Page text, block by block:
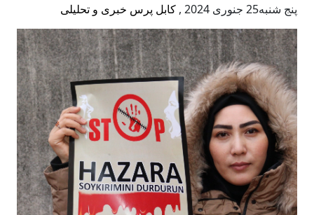
پنج شنبه25 جنوری 2024 , کابل پرس خبری و تحلیلی